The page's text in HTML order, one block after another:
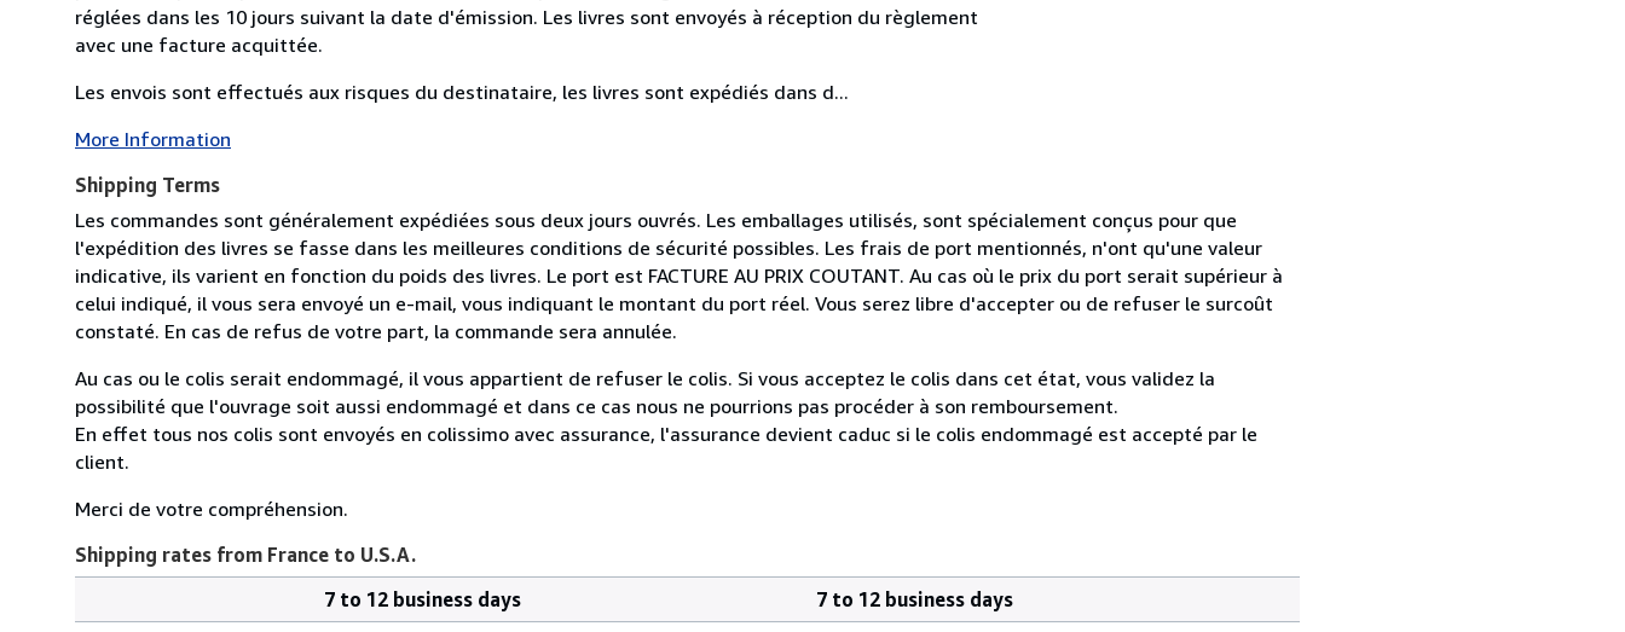
réglées dans les 10 jours suivant la date d'émission. Les livres sont envoyés à réception du règlement
avec une facture acquittée.
Les envois sont effectués aux risques du destinataire, les livres sont expédiés dans d...
More Information
Shipping Terms
Les commandes sont généralement expédiées sous deux jours ouvrés. Les emballages utilisés, sont spécialement conçus pour que
l'expédition des livres se fasse dans les meilleures conditions de sécurité possibles. Les frais de port mentionnés, n'ont qu'une valeur
indicative, ils varient en fonction du poids des livres. Le port est FACTURE AU PRIX COUTANT. Au cas où le prix du port serait supérieur à
celui indiqué, il vous sera envoyé un e-mail, vous indiquant le montant du port réel. Vous serez libre d'accepter ou de refuser le surcoût
constaté. En cas de refus de votre part, la commande sera annulée.
Au cas ou le colis serait endommagé, il vous appartient de refuser le colis. Si vous acceptez le colis dans cet état, vous validez la
possibilité que l'ouvrage soit aussi endommagé et dans ce cas nous ne pourrions pas procéder à son remboursement.
En effet tous nos colis sont envoyés en colissimo avec assurance, l'assurance devient caduc si le colis endommagé est accepté par le
client.
Merci de votre compréhension.
Shipping rates from France to U.S.A.
7 to 12 business days
7 to 12 business days